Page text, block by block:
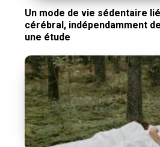
Un mode de vie sédentaire
cérébral, indépendamment
une étude